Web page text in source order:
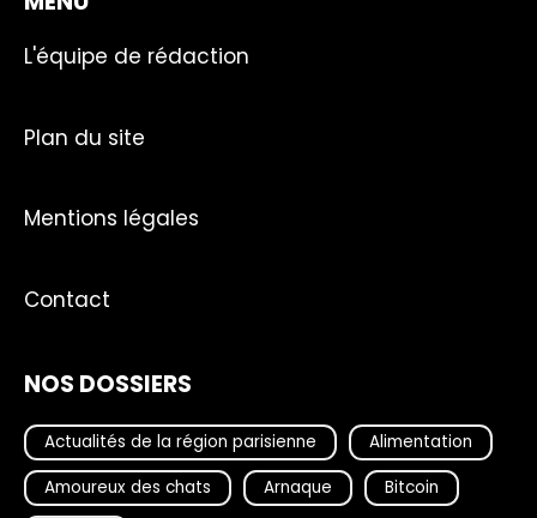
L'équipe de rédaction
Plan du site
Mentions légales
Contact
NOS DOSSIERS
Actualités de la région parisienne
Alimentation
Amoureux des chats
Arnaque
Bitcoin